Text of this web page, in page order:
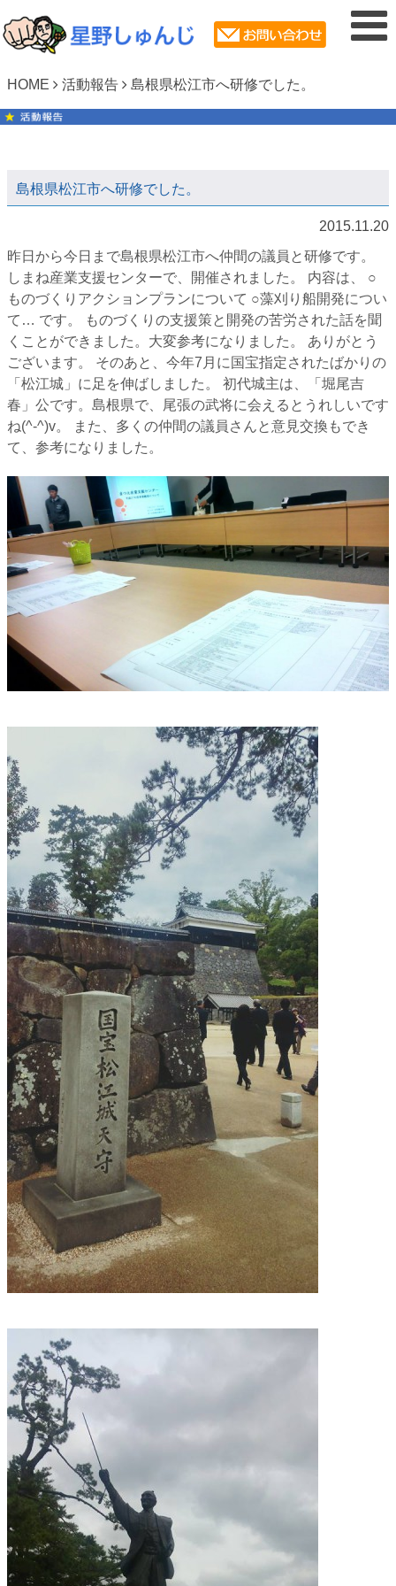
HOME 活動報告 島根県松江市へ研修でした。
島根県松江市へ研修でした。
2015.11.20
昨日から今日まで島根県松江市へ仲間の議員と研修です。
しまね産業支援センターで、開催されました。 内容は、 ○
ものづくりアクションプランについて ○藻刈り船開発につい
て … です。 ものづくりの支援策と開発の苦労された話を聞
くことができました。大変参考になりました。 ありがとう
ございます。 そのあと、今年7月に国宝指定されたばかりの
「松江城」に足を伸ばしました。 初代城主は、「堀尾吉
春」公です。島根県で、尾張の武将に会えるとうれしいです
ね(^-^)v。 また、多くの仲間の議員さんと意見交換もでき
て、参考になりました。